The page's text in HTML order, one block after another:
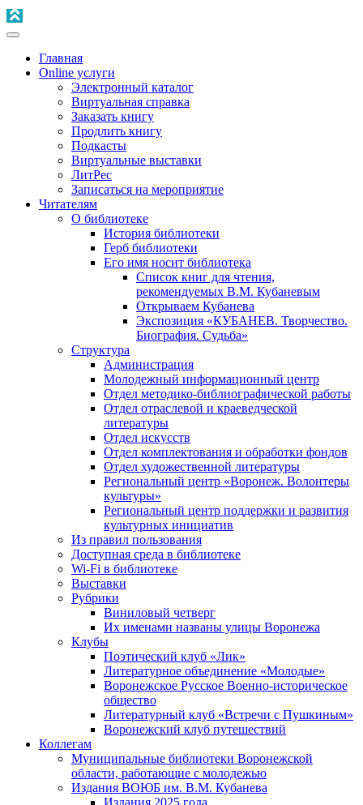
Главная
Online услуги
Электронный каталог
Виртуальная справка
Заказать книгу
Продлить книгу
Подкасты
Виртуальные выставки
ЛитРес
Записаться на мероприятие
Читателям
О библиотеке
История библиотеки
Герб библиотеки
Его имя носит библиотека
Список книг для чтения,
рекомендуемых В.М. Кубаневым
Открываем Кубанева
Экспозиция «КУБАНЕВ. Творчество.
Биография. Судьба»
Структура
Администрация
Молодежный информационный центр
Отдел методико-библиографической работы
Отдел отраслевой и краеведческой
литературы
Отдел искусств
Отдел комплектования и обработки фондов
Отдел художественной литературы
Региональный центр «Воронеж. Волонтеры
культуры»
Региональный центр поддержки и развития
культурных инициатив
Из правил пользования
Доступная среда в библиотеке
Wi-Fi в библиотеке
Выставки
Рубрики
Виниловый четверг
Их именами названы улицы Воронежа
Клубы
Поэтический клуб «Лик»
Литературное объединение «Молодые»
Воронежское Русское Военно-историческое
общество
Литературный клуб «Встречи с Пушкиным»
Воронежский клуб путешествий
Коллегам
Муниципальные библиотеки Воронежской
области, работающие с молодежью
Издания ВОЮБ им. В.М. Кубанева
Издания 2025 года